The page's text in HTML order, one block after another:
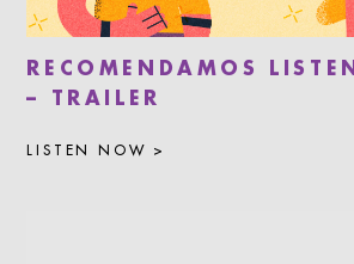
RECOMENDAMOS
– TRAILER
LISTEN NOW >